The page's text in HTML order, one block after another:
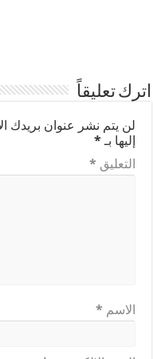
اترك تعليقاً
لن يتم نشر عنوان بريدك
إليها بـ *
التعليق *
الاسم *